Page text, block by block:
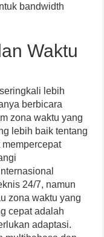
bandwidth
Waktu
lebih
berbicara
zona waktu yang
lebih baik tentang
24/7, namun
zona waktu yang
cepat adalah
adaptasi.